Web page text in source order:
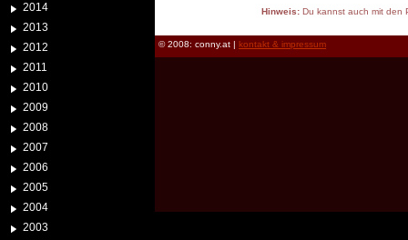
2014
2013
2012
2011
2010
2009
2008
2007
2006
2005
2004
2003
Hinweis:Du kannst auch mit den
© 2008: conny.at | kontakt & impressum